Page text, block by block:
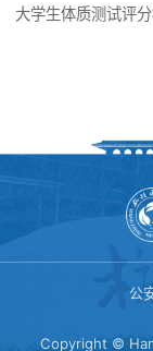
大学生体质测试评
公
Copyright ©